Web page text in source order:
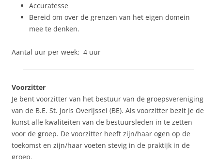
Accuratesse
Bereid om over de grenzen van het eigen domein
mee te denken.
Aantal uur per week: 4 uur
Voorzitter
Je bent voorzitter van het bestuur van de groepsvereniging
van de B.E. St. Joris Overijssel (BE). Als voorzitter bezit je de
kunst alle kwaliteiten van de bestuursleden in te zetten
voor de groep. De voorzitter heeft zijn/haar ogen op de
toekomst en zijn/haar voeten stevig in de praktijk in de
groep.